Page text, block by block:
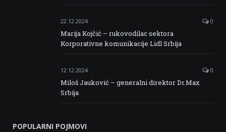
22.12.2024 0
Marija Kojčić – rukovodilac sektora
Korporativne komunikacije Lidl Srbija
12.12.2024 0
Miloš Jauković – generalni direktor Dr.Max
Srbija
POPULARNI POJMOVI